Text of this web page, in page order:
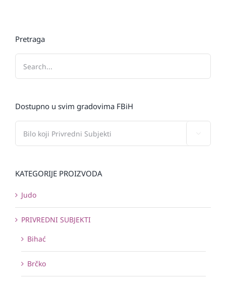
Pretraga
Dostupno u svim gradovima FBiH
KATEGORIJE PROIZVODA
Judo
PRIVREDNI SUBJEKTI
Bihać
Brčko